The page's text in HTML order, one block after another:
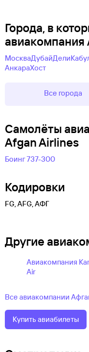
Города, в
авиакомпания
МоскваДубайДели
АнкараХост
Все города
Самолëты
Afgan Airlines
Боинг 737-300
Кодировки
FG, AFG, АФГ
Другие
Авиакомпания
Air
Все авиакомпании
Купить авиабилеты